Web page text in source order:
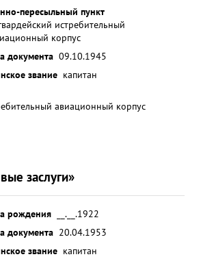
пересыльный пункт
истребительный
корпус
документа 09.10.1945
звание капитан
авиационный корпус
заслуги»
рождения
__.__.1922
документа 20.04.1953
звание капитан